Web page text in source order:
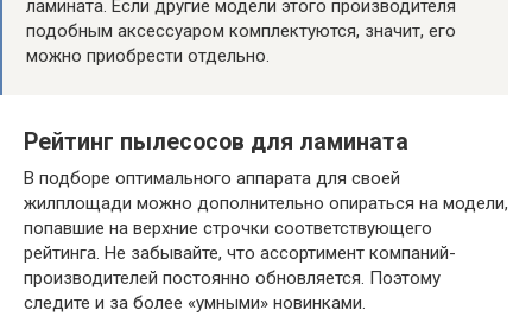
ламината. Если другие модели этого производителя
подобным аксессуаром комплектуются, значит, его
можно приобрести отдельно.
Рейтинг пылесосов для ламината
В подборе оптимального аппарата для своей
жилплощади можно дополнительно опираться на модели,
попавшие на верхние строчки соответствующего
рейтинга. Не забывайте, что ассортимент компаний-
производителей постоянно обновляется. Поэтому
следите и за более «умными» новинками.